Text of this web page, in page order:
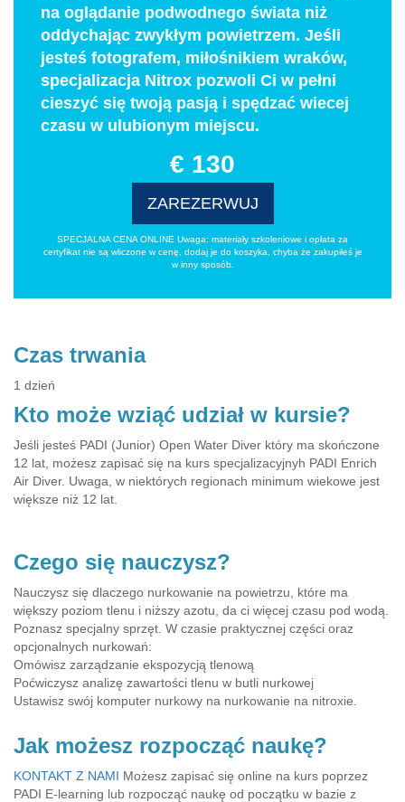
na oglądanie podwodnego świata niż
oddychając zwykłym powietrzem. Jeśli
jesteś fotografem, miłośnikiem wraków,
specjalizacja Nitrox pozwoli Ci w pełni
cieszyć się twoją pasją i spędzać wiecej
czasu w ulubionym miejscu.
€ 130
ZAREZERWUJ
SPECJALNA CENA ONLINE Uwaga: materiały szkoleniowe i opłata za
certyfikat nie są wliczone w cenę, dodaj je do koszyka, chyba że zakupiłeś je
w inny sposób.
Czas trwania
1 dzień
Kto może wziąć udział w kursie?
Jeśli jesteś PADI (Junior) Open Water Diver który ma skończone
12 lat, możesz zapisać się na kurs specjalizacyjnyh PADI Enrich
Air Diver. Uwaga, w niektórych regionach minimum wiekowe jest
większe niż 12 lat.
Czego się nauczysz?
Nauczysz się dlaczego nurkowanie na powietrzu, które ma
większy poziom tlenu i niższy azotu, da ci więcej czasu pod wodą.
Poznasz specjalny sprzęt. W czasie praktycznej części oraz
opcjonalnych nurkowań:
Omówisz zarządzanie ekspozycją tlenową
Poćwiczysz analizę zawartości tlenu w butli nurkowej
Ustawisz swój komputer nurkowy na nurkowanie na nitroxie.
Jak możesz rozpocząć naukę?
KONTAKT Z NAMI Możesz zapisać się online na kurs poprzez
PADI E-learning lub rozpocząć naukę od początku w bazie z